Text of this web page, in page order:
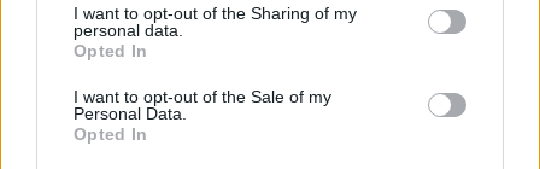
I want to opt-out of the Sharing of my
personal data.
Opted In
I want to opt-out of the Sale of my
Personal Data.
Opted In
Tål upp till 270oC och kan därför läggas i varm asfalt.
Väldigt snabb att lägga
Smälter snö och is på ett effektivt sätt.
ANVÄNDNINGSOMRÅDEN: